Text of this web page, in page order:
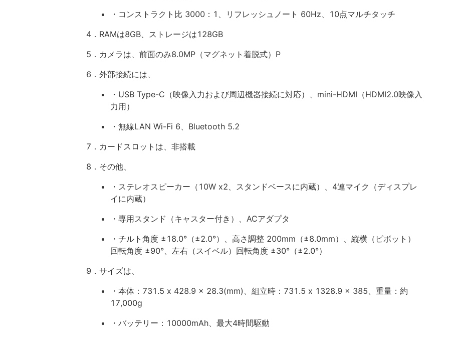
・コンストラクト比 3000：1、リフレッシュノート 60Hz、10点マルチタッチ
4．RAMは8GB、ストレージは128GB
5．カメラは、前面のみ8.0MP（マグネット着脱式）P
6．外部接続には、
・USB Type-C（映像入力および周辺機器接続に対応）、mini-HDMI（HDMI2.0映像入
力用）
・無線LAN Wi-Fi 6、Bluetooth 5.2
7．カードスロットは、非搭載
8．その他、
・ステレオスピーカー（10W x2、スタンドベースに内蔵）、4連マイク（ディスプレ
イに内蔵）
・専用スタンド（キャスター付き）、ACアダプタ
・チルト角度 ±18.0°（±2.0°）、高さ調整 200mm（±8.0mm）、縦横（ピボット）
回転角度 ±90°、左右（スイベル）回転角度 ±30°（±2.0°）
9．サイズは、
・本体：731.5 x 428.9 x 28.3(mm)、組立時：731.5 x 1328.9 x 385、重量：約
17,000g
・バッテリー：10000mAh、最大4時間駆動